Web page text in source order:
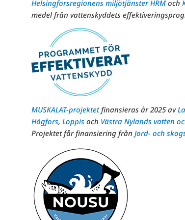
Helsingforsregionens miljötjänster HRMoch
medel från vattenskyddets
MUSKALAT-projektetfinansieras år 2025 av
Högfors, Loppisoch Västra Nylands vatten
Projektet får finansiering från Jord- och